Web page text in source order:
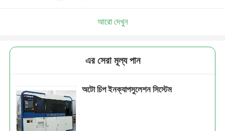
আরো দেখুন
এর সেরা মূল্য পান
অটো চিপ ইনক্যাপসুলেশন সিস্টেম